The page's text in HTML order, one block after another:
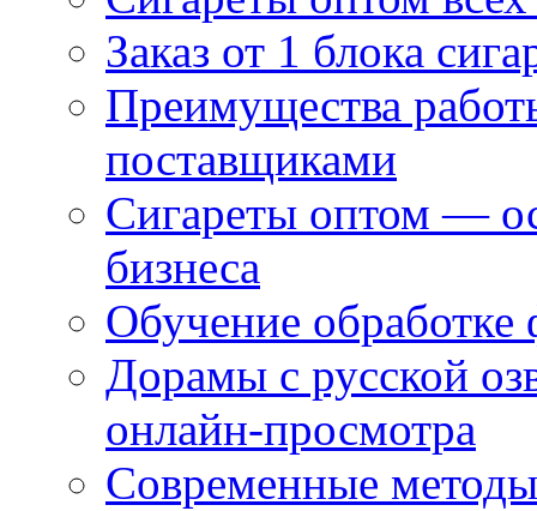
Заказ от 1 блока
Преимущества
поставщиками
Сигареты оптом —
бизнеса
Обучение
Дорамы с русской
онлайн-просмотра
Современные